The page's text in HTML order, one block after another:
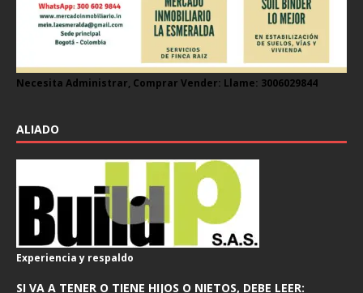
Necesita Administrar, Comprar Vender: Llame: 3006029844
ALIADO
Experiencia y respaldo
SI VA A TENER O TIENE HIJOS O NIETOS, DEBE LEER: